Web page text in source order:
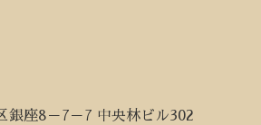
銀座8－7－7 中央林ビル302